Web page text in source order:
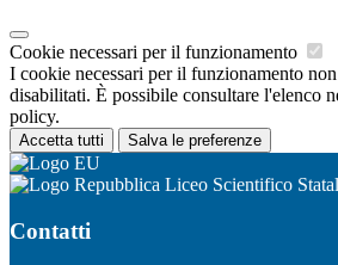
Cookie necessari per il funzionamento
I cookie necessari per il funzionamento non
disabilitati. È possibile consultare l'elenco
policy.
Accetta tutti Salva le preferenze
Liceo Scientifico
Contatti